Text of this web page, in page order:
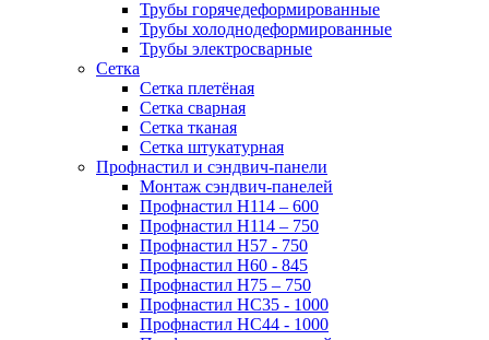
Трубы горячедеформированные
Трубы холоднодеформированные
Трубы электросварные
Сетка
Сетка плетёная
Сетка сварная
Сетка тканая
Сетка штукатурная
Профнастил и сэндвич-панели
Монтаж сэндвич-панелей
Профнастил Н114 – 600
Профнастил Н114 – 750
Профнастил Н57 - 750
Профнастил Н60 - 845
Профнастил Н75 – 750
Профнастил НС35 - 1000
Профнастил НС44 - 1000